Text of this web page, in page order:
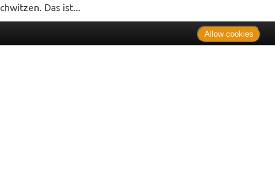
Das ist...
Allow cookies